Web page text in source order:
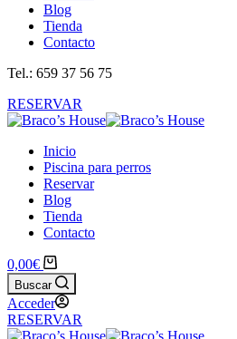
Blog
Tienda
Contacto
Tel.: 659 37 56 75
RESERVAR
Inicio
Piscina para perros
Reservar
Blog
Tienda
Contacto
Carro
de
compra
0,00€
Buscar
Acceder
RESERVAR